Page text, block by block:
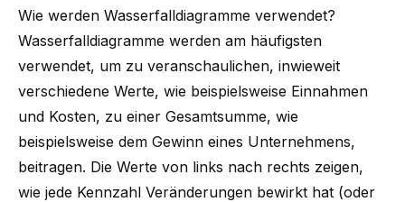
Wie werden Wasserfalldiagramme verwendet?
Wasserfalldiagramme werden am häufigsten
verwendet, um zu veranschaulichen, inwieweit
verschiedene Werte, wie beispielsweise Einnahmen
und Kosten, zu einer Gesamtsumme, wie
beispielsweise dem Gewinn eines Unternehmens,
beitragen. Die Werte von links nach rechts zeigen,
wie jede Kennzahl Veränderungen bewirkt hat (oder